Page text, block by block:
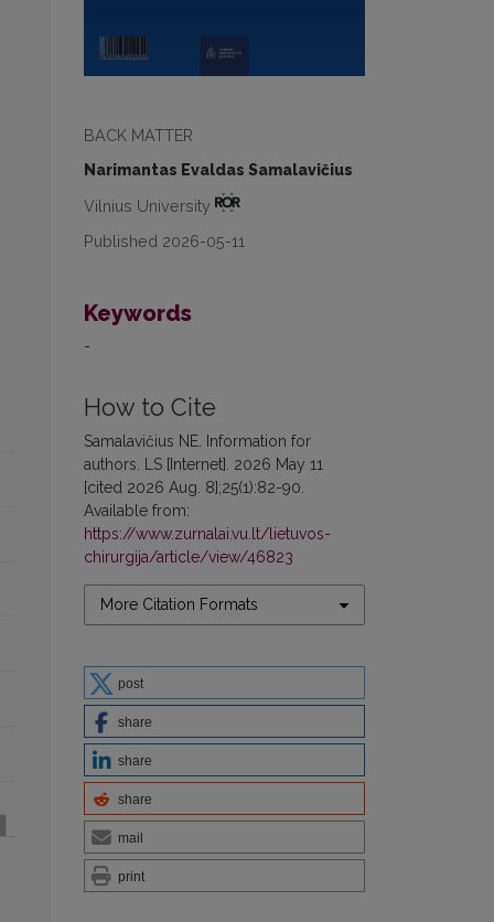
BACK MATTER
Narimantas Evaldas Samalavičius
Vilnius University
Published 2026-05-11
Keywords
-
How to Cite
Samalavičius NE. Information for
authors. LS [Internet]. 2026 May 11
[cited 2026 Aug. 8];25(1):82-90.
Available from:
https://www.zurnalai.vu.lt/lietuvos-
chirurgija/article/view/46823
More Citation Formats
post
share
share
share
mail
print